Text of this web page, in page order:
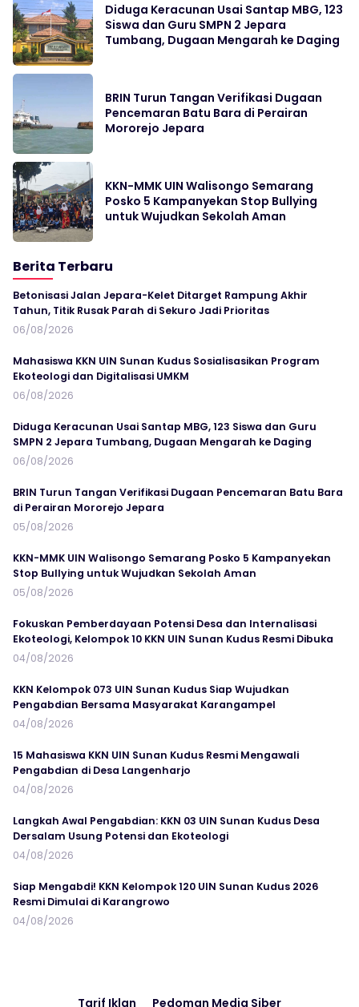
Diduga Keracunan Usai Santap MBG, 123
Siswa dan Guru SMPN 2 Jepara
Tumbang, Dugaan Mengarah ke Daging
BRIN Turun Tangan Verifikasi Dugaan
Pencemaran Batu Bara di Perairan
Mororejo Jepara
KKN-MMK UIN Walisongo Semarang
Posko 5 Kampanyekan Stop Bullying
untuk Wujudkan Sekolah Aman
Berita Terbaru
Betonisasi Jalan Jepara-Kelet Ditarget Rampung Akhir
Tahun, Titik Rusak Parah di Sekuro Jadi Prioritas
06/08/2026
Mahasiswa KKN UIN Sunan Kudus Sosialisasikan Program
Ekoteologi dan Digitalisasi UMKM
06/08/2026
Diduga Keracunan Usai Santap MBG, 123 Siswa dan Guru
SMPN 2 Jepara Tumbang, Dugaan Mengarah ke Daging
06/08/2026
BRIN Turun Tangan Verifikasi Dugaan Pencemaran Batu Bara
di Perairan Mororejo Jepara
05/08/2026
KKN-MMK UIN Walisongo Semarang Posko 5 Kampanyekan
Stop Bullying untuk Wujudkan Sekolah Aman
05/08/2026
Fokuskan Pemberdayaan Potensi Desa dan Internalisasi
Ekoteologi, Kelompok 10 KKN UIN Sunan Kudus Resmi Dibuka
04/08/2026
KKN Kelompok 073 UIN Sunan Kudus Siap Wujudkan
Pengabdian Bersama Masyarakat Karangampel
04/08/2026
15 Mahasiswa KKN UIN Sunan Kudus Resmi Mengawali
Pengabdian di Desa Langenharjo
04/08/2026
Langkah Awal Pengabdian: KKN 03 UIN Sunan Kudus Desa
Dersalam Usung Potensi dan Ekoteologi
04/08/2026
Siap Mengabdi! KKN Kelompok 120 UIN Sunan Kudus 2026
Resmi Dimulai di Karangrowo
04/08/2026
Tarif Iklan Pedoman Media Siber